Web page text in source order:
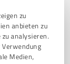
zu
anbieten zu
analysieren.
Medien,
ein von